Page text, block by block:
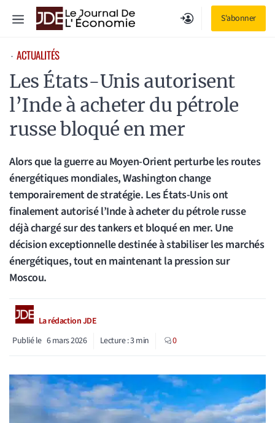
S'abonner
Menu
⋅ ACTUALITÉS
Les États-Unis autorisent
l’Inde à acheter du pétrole
russe bloqué en mer
Alors que la guerre au Moyen-Orient perturbe les routes
énergétiques mondiales, Washington change
temporairement de stratégie. Les États-Unis ont
finalement autorisé l’Inde à acheter du pétrole russe
déjà chargé sur des tankers et bloqué en mer. Une
décision exceptionnelle destinée à stabiliser les marchés
énergétiques, tout en maintenant la pression sur
Moscou.
La rédaction JDE
Publié le 6 mars 2026 Lecture :3min 0